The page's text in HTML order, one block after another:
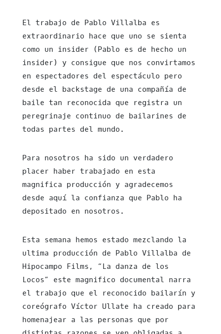
El trabajo de Pablo Villalba es
extraordinario hace que uno se sienta
como un insider (Pablo es de hecho un
insider) y consigue que nos convirtamos
en espectadores del espectáculo pero
desde el backstage de una compañía de
baile tan reconocida que registra un
peregrinaje continuo de bailarines de
todas partes del mundo.
Para nosotros ha sido un verdadero
placer haber trabajado en esta
magnifica producción y agradecemos
desde aquí la confianza que Pablo ha
depositado en nosotros.
Esta semana hemos estado mezclando la
ultima producción de Pablo Villalba de
Hipocampo Films, “La danza de los
Locos” este magnifico documental narra
el trabajo que el reconocido bailarín y
coreógrafo Víctor Ullate ha creado para
homenajear a las personas que por